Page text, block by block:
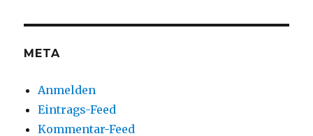
anzeigenanzeigen
META
Anmelden
Eintrags-Feed
Kommentar-Feed